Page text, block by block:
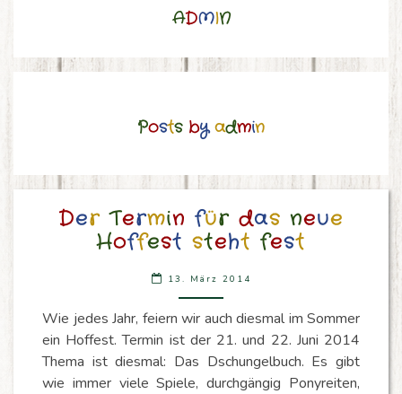
ADMIN
Posts by admin
TERMIN
FÜR
NEUE
STEHT
FEST
Der Termin für das neue
Hoffest steht fest
13. März 2014
Wie jedes Jahr, feiern wir auch diesmal im Sommer
ein Hoffest. Termin ist der 21. und 22. Juni 2014
Thema ist diesmal: Das Dschungelbuch. Es gibt
wie immer viele Spiele, durchgängig Ponyreiten,